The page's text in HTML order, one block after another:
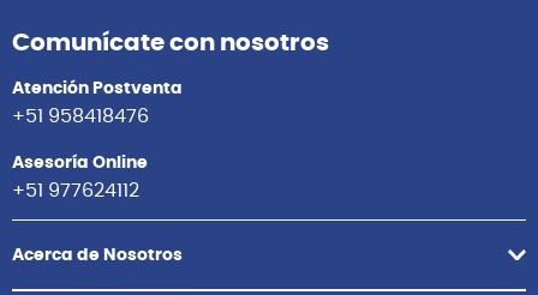
Comunícate con nosotros
Atención Postventa
+51 958418476
Asesoría Online
+51 977624112
Acerca de Nosotros